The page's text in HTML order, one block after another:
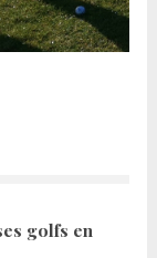
golfs en